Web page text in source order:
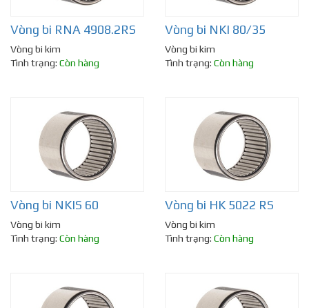
Vòng bi RNA 4908.2RS
Vòng bi kim
Tình trạng: Còn hàng
Vòng bi NKI 80/35
Vòng bi kim
Tình trạng: Còn hàng
Vòng bi NKIS 60
Vòng bi kim
Tình trạng: Còn hàng
Vòng bi HK 5022 RS
Vòng bi kim
Tình trạng: Còn hàng